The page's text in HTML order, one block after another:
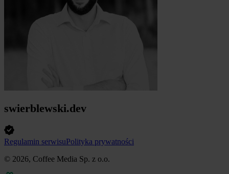
swierblewski.dev
Regulamin serwisuPolityka prywatności
© 2026, Coffee Media Sp. z o.o.